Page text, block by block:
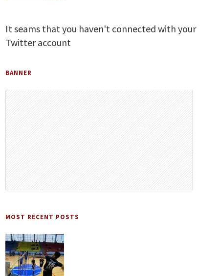
It seams that you haven't connected with your
Twitter account
BANNER
MOST RECENT POSTS